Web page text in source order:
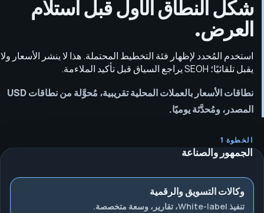
شكّل النطاق الأول قبل استلام
العرض.
استخدم المُحدد لإظهار فئة التخطيط المحتملة. هذا لا ينشر الأسعار ولا
يقبل تلقائيًا؛ SEOH يراجع السياق قبل تأكيد الملاءمة.
نطاقات الأسعار بالعملات المحلية تقريبية، مُحوَّلة من نطاقات USD
المصدر، ومُحدَّثة يوميًا.
الخطوة 1
الجمهور والصناعة
وكالات التسويق والرقمية
تنفيذ White-label، تقارير، وسعة متخصصة.